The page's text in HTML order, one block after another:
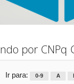
por CNPq
Ir para: 0-9 A